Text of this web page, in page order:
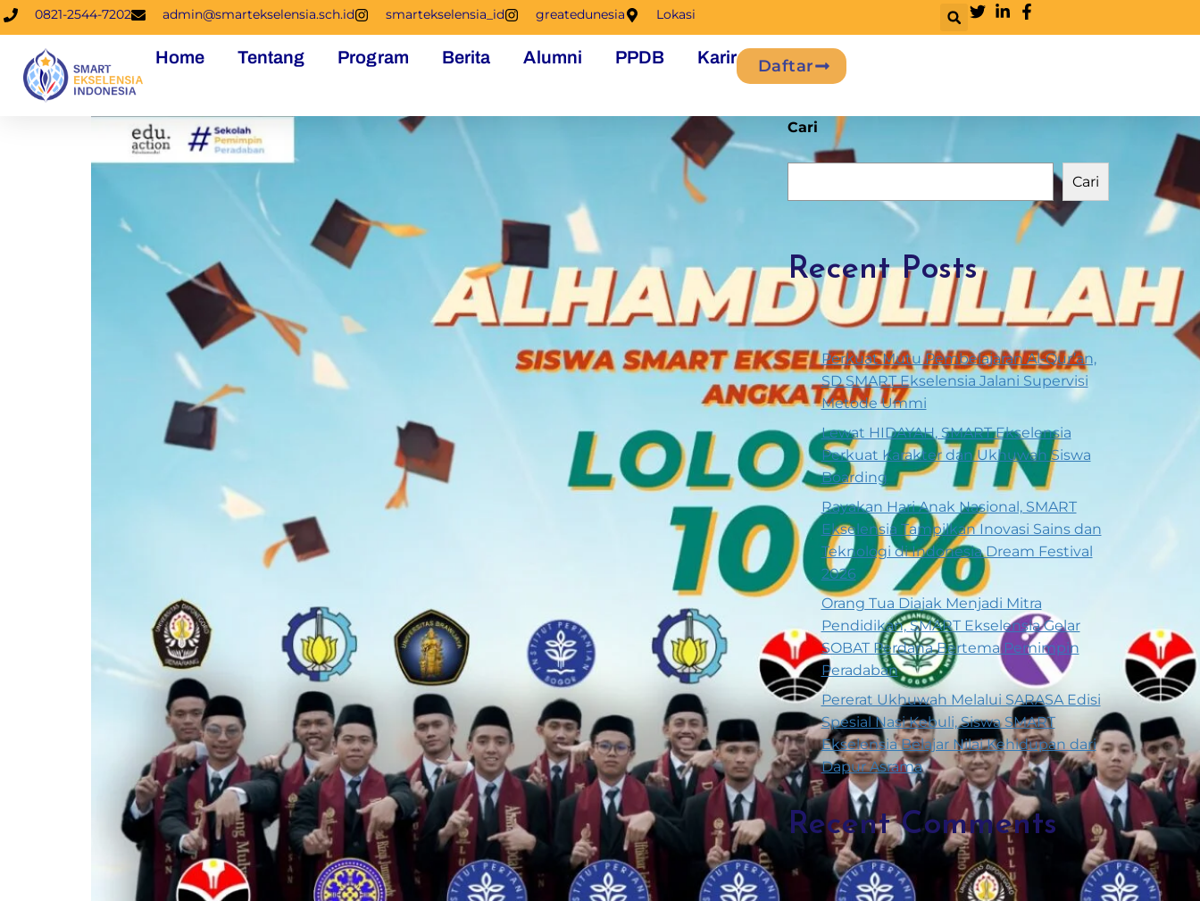
0821-2544-7202 admin@smartekselensia.sch.id smartekselensia_id greatedunesia Lokasi
Home Tentang Program Berita Alumni PPDB Karir Daftar
Cari
Cari
Recent Posts
Perkuat Mutu Pembelajaran Al-Qur’an,
SD SMART Ekselensia Jalani Supervisi
Metode Ummi
Lewat HIDAYAH, SMART Ekselensia
Perkuat Karakter dan Ukhuwah Siswa
Boarding
Rayakan Hari Anak Nasional, SMART
Ekselensia Tampilkan Inovasi Sains dan
Teknologi di Indonesia Dream Festival
2026
Orang Tua Diajak Menjadi Mitra
Pendidikan, SMART Ekselensia Gelar
SOBAT Perdana Bertema Pemimpin
Peradaban
Pererat Ukhuwah Melalui SARASA Edisi
Spesial Nasi Kebuli, Siswa SMART
Ekselensia Belajar Nilai Kehidupan dari
Dapur Asrama
Recent Comments